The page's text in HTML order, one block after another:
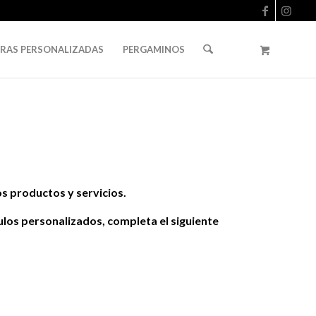
PERSONALIZADAS PERGAMINOS
productos y servicios.
personalizados, completa el siguiente